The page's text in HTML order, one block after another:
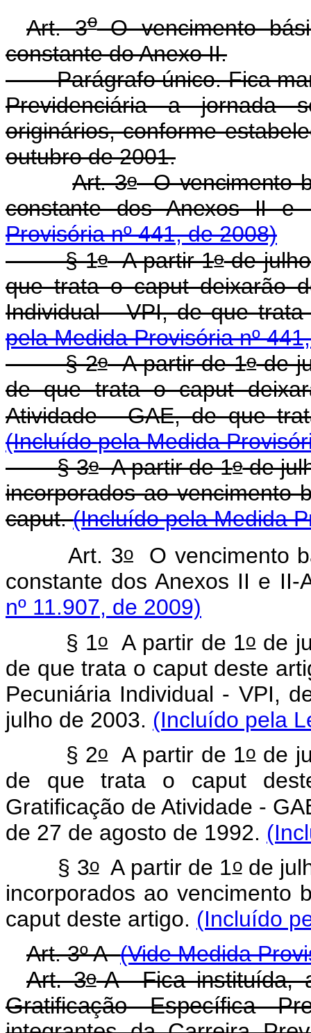
Art. 3oO vencimento
constante do Anexo II.
Parágrafo único. Fica
Previdenciária a jornada
originários, conforme
outubro de 2001.
Art. 3oO vencimento
constante dos Anexos II
Provisória nº 441, de 2008)
§ 1oA partir 1ode
que trata o caput deixarão
Individual - VPI, de que
pela Medida Provisória nº
§ 2oA partir de 1ode
de que trata o caput
Atividade - GAE, de que
(Incluído pela Medida
§ 3oA partir de 1ode
incorporados ao vencimento
caput.(Incluído pela Medida
Art. 3o
O vencimento
constante dos Anexos II e
nº 11.907, de 2009)
§ 1oA partir de 1ode
de que trata o caput deste
Pecuniária Individual - VPI,
julho de 2003. (Incluído pela
§ 2oA partir de 1ode
de que trata o caput
Gratificação de Atividade -
de 27 de agosto de 1992.
§ 3oA partir de 1ode
incorporados ao vencimento
caput deste artigo. (Incluído
Art. 3º A(Vide Medida
Art. 3o-A Fica instituída,
Gratificação Específica